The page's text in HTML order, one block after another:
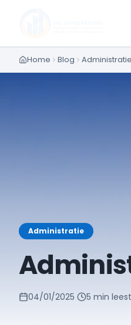
Home Blog Administratie
Administratie
04/01/2025 5 min